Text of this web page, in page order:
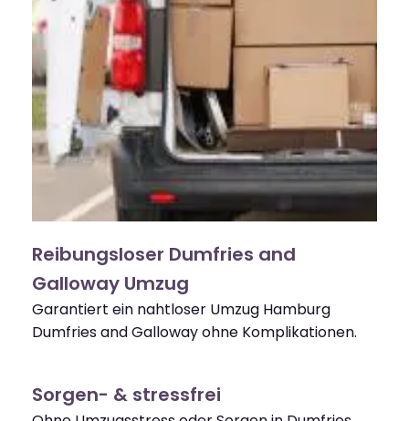
Reibungsloser Dumfries and
Galloway Umzug
Garantiert ein nahtloser Umzug Hamburg
Dumfries and Galloway ohne Komplikationen.
Sorgen- & stressfrei